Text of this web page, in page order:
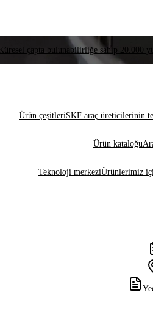
Küresel çapta bulunabilirliğe sahip 20.000
Ürün çeşitleriSKF araç üreticilerinin
Ürün kataloğu
Teknoloji merkeziÜrünlerimiz